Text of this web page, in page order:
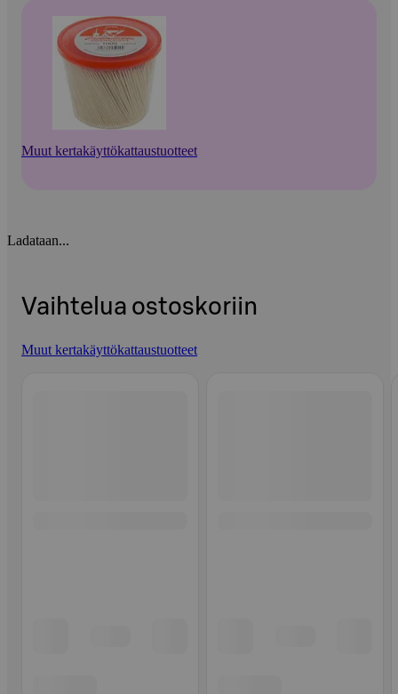
Muut kertakäyttökattaustuotteet
Ladataan...
Vaihtelua ostoskoriin
Muut kertakäyttökattaustuotteet